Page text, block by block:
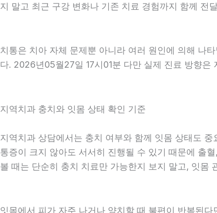
지 말고 최근 구강 변화나 기존 치료 경험까지 함께 전
치통은 치아 자체 문제뿐 아니라 여러 원인에 의해 나
다. 2026년05월27일 17시01분 다만 실제 진료 방향
지역치과 충치와 잇몸 상태 확인 기준
지역치과 상담에서는 충치 여부와 함께 잇몸 상태도
통증이 크지 않아도 서서히 진행될 수 있기 때문에 출
볼 때는 단순히 충치 치료만 가능한지 보지 말고, 잇몸
잇몸에서 피가 자주 나거나 양치할 때 불편이 반복된